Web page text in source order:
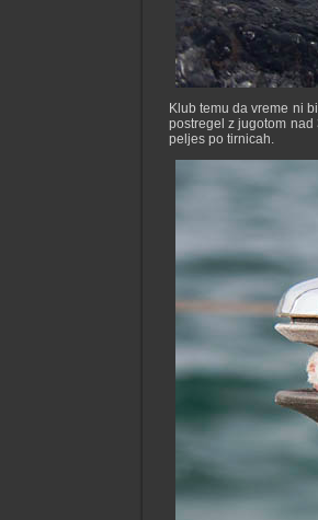
Klub temu da vreme ni
postregel z jugotom
peljes po tirnicah.